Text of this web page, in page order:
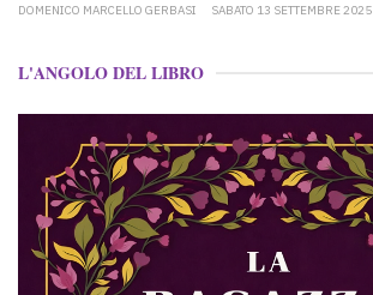
DOMENICO MARCELLO GERBASI SABATO 13 SETTEMBRE 2025
L'ANGOLO DEL LIBRO